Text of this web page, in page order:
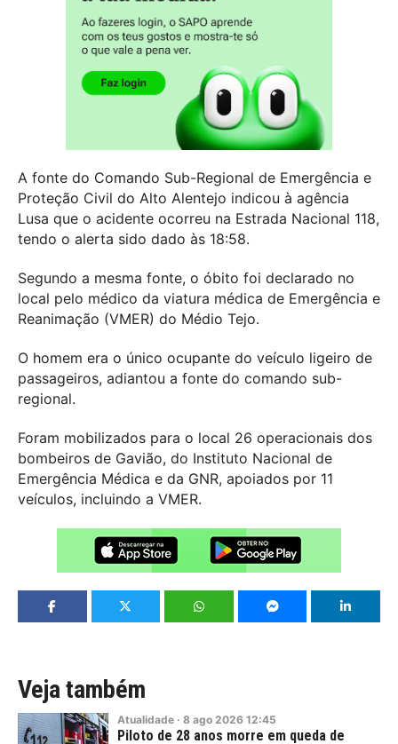
A fonte do Comando Sub-Regional de Emergência e
Proteção Civil do Alto Alentejo indicou à agência
Lusa que o acidente ocorreu na Estrada Nacional 118,
tendo o alerta sido dado às 18:58.
Segundo a mesma fonte, o óbito foi declarado no
local pelo médico da viatura médica de Emergência e
Reanimação (VMER) do Médio Tejo.
O homem era o único ocupante do veículo ligeiro de
passageiros, adiantou a fonte do comando sub-
regional.
Foram mobilizados para o local 26 operacionais dos
bombeiros de Gavião, do Instituto Nacional de
Emergência Médica e da GNR, apoiados por 11
veículos, incluindo a VMER.
Veja também
Atualidade · 8 ago 2026 12:45
Piloto de 28 anos morre em queda de